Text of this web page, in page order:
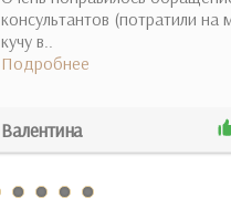
консультантов (потратили на
кучу в..
Подробнее
Валентина